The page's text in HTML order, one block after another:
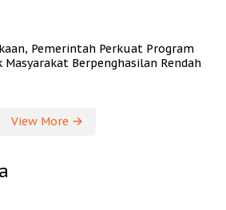
Pemerintah Perkuat Program
Berpenghasilan Rendah
View More